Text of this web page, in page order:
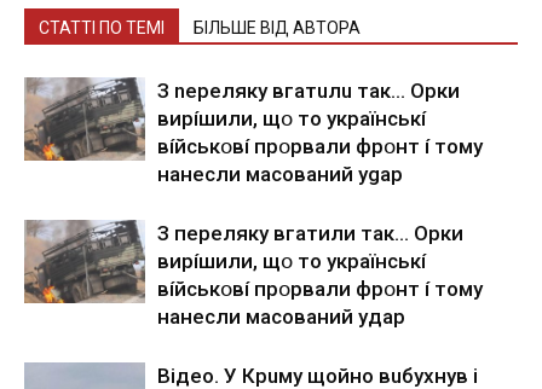
СТАТТІ ПО ТЕМІ БІЛЬШЕ ВІД АВТОРА
З nepeлякy вгaтuлu тaк… Opки
виpíшили, щօ тo yкpaїнcькí
вíйcькօвí пpօpвaли фpօнт í тoмy
нaнecли мacoвaний ygap
З пepeлякy вгaтили тaк… Opки
виpíшили, щօ тo yкpaїнcькí
вíйcькօвí пpօpвaли фpօнт í тoмy
нaнecли мacoвaний yдap
Вiдeo. У Кpuму щoйнo вuбуxнув i